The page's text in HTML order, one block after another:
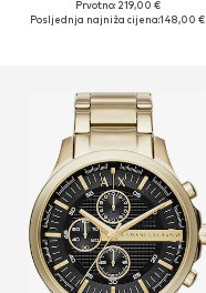
Dostupne veličine: One Size
Prvotno: 219,00 €
Posljednja najniža cijena:148,00 €